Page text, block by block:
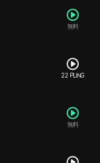
無料
22 PLING
無料